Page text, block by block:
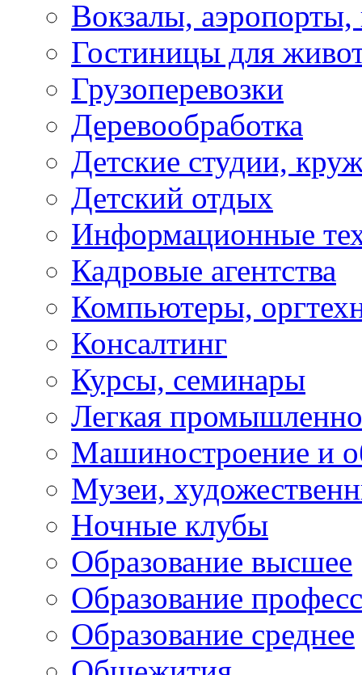
Вокзалы,
Гостиницы для
Грузоперевозки
Деревообработка
Детские студии,
Детский отдых
Информационные
Кадровые агентства
Компьютеры,
Консалтинг
Курсы, семинары
Легкая
Машиностроение и
Музеи,
Ночные клубы
Образование высшее
Образование
Образование среднее